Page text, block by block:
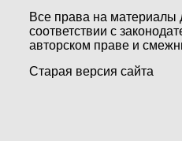
Все права на материалы
соответствии с
авторском праве и
Старая версия сайта